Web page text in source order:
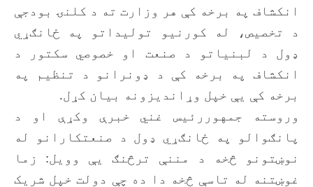
انکشاف په برخه کې هر وزارت ته د کلنۍ بودجې
د تخصیص، له کورنیو تولیداتو په ځانګړي
ډول د لبنیاتو د صنعت او خصوصي سکتور د
انکشاف په برخه کې د ډونرانو د تنظیم په
برخه کې یې خپل وړاندیزونه بیان کړل.
وروسته جمهوررئیس غني خبرې وکړې او د
پانګوالو په ځانګړي ډول د صنعتکارانو له
نوښتونو څخه د مننې ترڅنګ یې وویل: زما
غوښتنه له تاسې څخه دا ده چې دولت خپل شریک